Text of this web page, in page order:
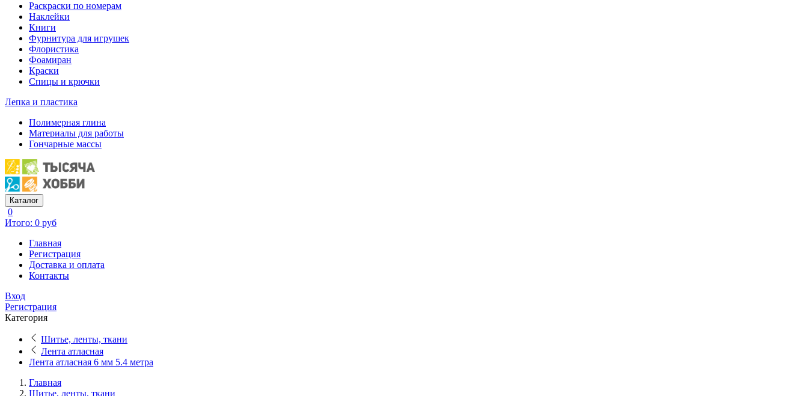
Раскраски по номерам
Наклейки
Книги
Фурнитура для игрушек
Флористика
Фоамиран
Краски
Спицы и крючки
Лепка и пластика
Полимерная глина
Материалы для работы
Гончарные массы
Каталог
0
Итого: 0 руб
Главная
Регистрация
Доставка и оплата
Контакты
Вход
Регистрация
Категория
Шитье, ленты, ткани
Лента атласная
Лента атласная 6 мм 5.4 метра
Главная
Шитье, ленты, ткани